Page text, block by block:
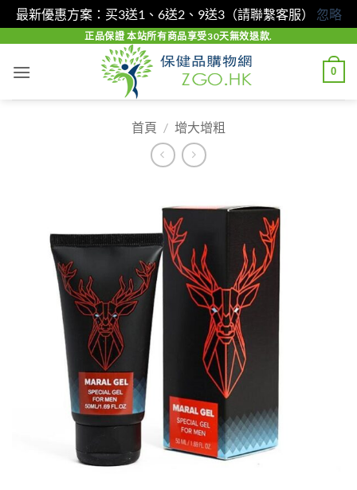
最新優惠方案：买3送1、6送2、9送3（請聯繫客服） 忽略
content
正品保證 本站所有商品享受30天無效退款.
0
首頁 / 增大增粗